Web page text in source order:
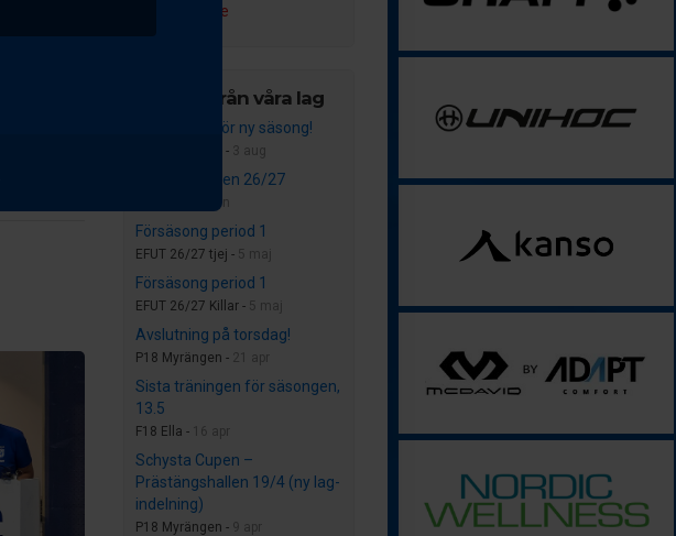
Youtube
Nyheter från våra lag
Snart dags för ny säsong!
P18 Myrängen - 3 aug
Inför säsongen 26/27
28 jun
Försäsong period 1
EFUT 26/27 tjej - 5 maj
Försäsong period 1
EFUT 26/27 Killar - 5 maj
Avslutning på torsdag!
P18 Myrängen - 21 apr
Sista träningen för säsongen,
13.5
F18 Ella - 16 apr
Schysta Cupen –
Prästängshallen 19/4 (ny lag-
indelning)
P18 Myrängen - 9 apr